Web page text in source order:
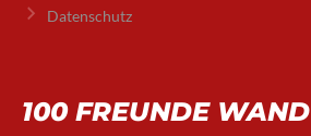
Datenschutz
100 FREUNDE WAND